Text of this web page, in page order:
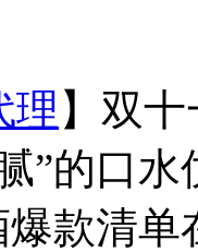
理 】双
”的口
爆款清